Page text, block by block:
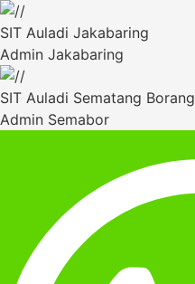
SIT Auladi Jakabaring
Admin Jakabaring
SIT Auladi Sematang Borang
Admin Semabor